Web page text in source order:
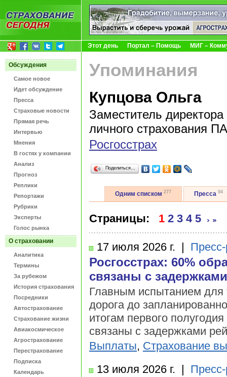
Этот день Портал – Помощь МИГ –
Обсуждения
Самое новое
Идет обсуждение
Пресса
Страховые новости
Прямая речь
Интервью
Мнения
В гостях у компании
Анализ
Прогноз
Реплики
Репортажи
Рубрики
Эксперты
Голос рынка
О страховании
Аналитика
Термины
За рубежом
История страхования
Посредники
Автострахование
Страхование жизни
Авиакосмическое
Агрострахование
Перестрахование
Подписка
Календарь
Упоминания
Купцова Ольга
Заместитель
личного страхования
Росгосстрах
Поделиться…
Одним списком 277 Пресса 94
Страницы: 1 2 3 4 5
17 июля 2026 г.
Росгосстрах: 60%
связаны с
Главным испытанием для
дорога до
итогам первого
связаны с задержками
Выплаты, Страхование
13 июля 2026 г.